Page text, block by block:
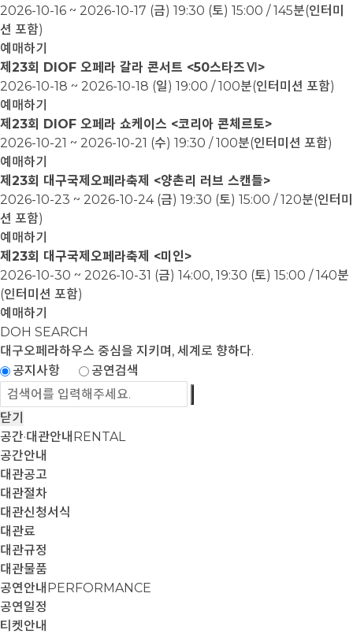
2026-10-16 ~ 2026-10-17 (금) 19:30 (토) 15:00 / 145분(인터미
션 포함)
예매하기
제23회 DIOF 오페라 갈라 콘서트 <50스타즈Ⅵ>
2026-10-18 ~ 2026-10-18 (일) 19:00 / 100분(인터미션 포함)
예매하기
제23회 DIOF 오페라 쇼케이스 <코리아 콘체르토>
2026-10-21 ~ 2026-10-21 (수) 19:30 / 100분(인터미션 포함)
예매하기
제23회 대구국제오페라축제 <양촌리 러브 스캔들>
2026-10-23 ~ 2026-10-24 (금) 19:30 (토) 15:00 / 120분(인터미
션 포함)
예매하기
제23회 대구국제오페라축제 <미인>
2026-10-30 ~ 2026-10-31 (금) 14:00, 19:30 (토) 15:00 / 140분
(인터미션 포함)
예매하기
DOH SEARCH
대구오페라하우스 중심을 지키며, 세계로 향하다.
공지사항
공연검색
닫기
공간·대관안내 RENTAL
공간안내
대관공고
대관절차
대관신청서식
대관료
대관규정
대관물품
공연안내 PERFORMANCE
공연일정
티켓안내